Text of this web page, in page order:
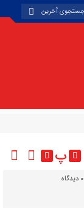
پ
دیدگاه